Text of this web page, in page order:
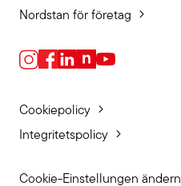
Nordstan för företag
Cookiepolicy
Integritetspolicy
Cookie-Einstellungen ändern